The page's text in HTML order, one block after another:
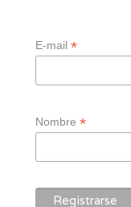
E-mail*
Nombre*